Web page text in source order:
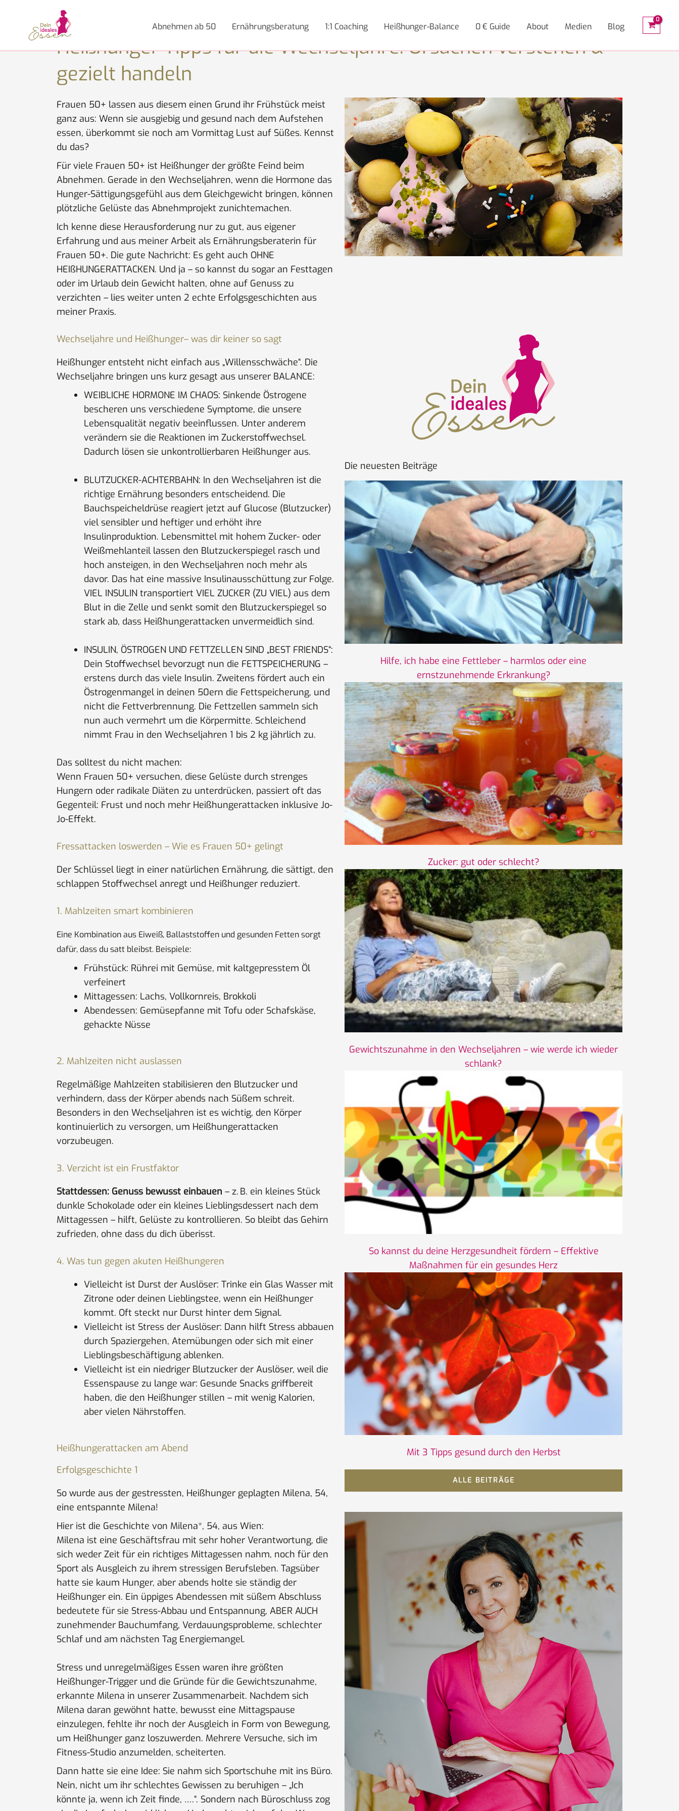
springen
Abnehmen ab 50 Ernährungsberatung 1:1 Coaching Heißhunger-Balance 0 € Guide About Medien Blog
Heißhunger Tipps für die Wechseljahre: Ursachen verstehen & gezielt handeln
Heißhunger Tipps für die Wechseljahre: Ursachen verstehen &
gezielt handeln
Frauen 50+ lassen aus diesem einen Grund ihr Frühstück meist
ganz aus: Wenn sie ausgiebig und gesund nach dem Aufstehen
essen, überkommt sie noch am Vormittag Lust auf Süßes. Kennst
du das?
Für viele Frauen 50+ ist Heißhunger der größte Feind beim
Abnehmen. Gerade in den Wechseljahren, wenn die Hormone das
Hunger-Sättigungsgefühl aus dem Gleichgewicht bringen, können
plötzliche Gelüste das Abnehmprojekt zunichtemachen.
Ich kenne diese Herausforderung nur zu gut, aus eigener
Erfahrung und aus meiner Arbeit als Ernährungsberaterin für
Frauen 50+. Die gute Nachricht: Es geht auch OHNE
HEIßHUNGERATTACKEN. Und ja – so kannst du sogar an Festtagen
oder im Urlaub dein Gewicht halten, ohne auf Genuss zu
verzichten – lies weiter unten 2 echte Erfolgsgeschichten aus
meiner Praxis.
Wechseljahre und Heißhunger– was dir keiner so sagt
Heißhunger entsteht nicht einfach aus „Willensschwäche“. Die
Wechseljahre bringen uns kurz gesagt aus unserer BALANCE:
WEIBLICHE HORMONE IM CHAOS: Sinkende Östrogene
bescheren uns verschiedene Symptome, die unsere
Lebensqualität negativ beeinflussen. Unter anderem
verändern sie die Reaktionen im Zuckerstoffwechsel.
Dadurch lösen sie unkontrollierbaren Heißhunger aus.
BLUTZUCKER-ACHTERBAHN: In den Wechseljahren ist die
richtige Ernährung besonders entscheidend. Die
Bauchspeicheldrüse reagiert jetzt auf Glucose (Blutzucker)
viel sensibler und heftiger und erhöht ihre
Insulinproduktion. Lebensmittel mit hohem Zucker- oder
Weißmehlanteil lassen den Blutzuckerspiegel rasch und
hoch ansteigen, in den Wechseljahren noch mehr als
davor. Das hat eine massive Insulinausschüttung zur Folge.
VIEL INSULIN transportiert VIEL ZUCKER (ZU VIEL) aus dem
Blut in die Zelle und senkt somit den Blutzuckerspiegel so
stark ab, dass Heißhungerattacken unvermeidlich sind.
INSULIN, ÖSTROGEN UND FETTZELLEN SIND „BEST FRIENDS“:
Dein Stoffwechsel bevorzugt nun die FETTSPEICHERUNG –
erstens durch das viele Insulin. Zweitens fördert auch ein
Östrogenmangel in deinen 50ern die Fettspeicherung, und
nicht die Fettverbrennung. Die Fettzellen sammeln sich
nun auch vermehrt um die Körpermitte. Schleichend
nimmt Frau in den Wechseljahren 1 bis 2 kg jährlich zu.
Das solltest du nicht machen:
Wenn Frauen 50+ versuchen, diese Gelüste durch strenges
Hungern oder radikale Diäten zu unterdrücken, passiert oft das
Gegenteil: Frust und noch mehr Heißhungerattacken inklusive Jo-
Jo-Effekt.
Fressattacken loswerden – Wie es Frauen 50+ gelingt
Der Schlüssel liegt in einer natürlichen Ernährung, die sättigt, den
schlappen Stoffwechsel anregt und Heißhunger reduziert.
1. Mahlzeiten smart kombinieren
Eine Kombination aus Eiweiß, Ballaststoffen und gesunden Fetten sorgt
dafür, dass du satt bleibst. Beispiele:
Frühstück: Rührei mit Gemüse, mit kaltgepresstem Öl
verfeinert
Mittagessen: Lachs, Vollkornreis, Brokkoli
Abendessen: Gemüsepfanne mit Tofu oder Schafskäse,
gehackte Nüsse
2. Mahlzeiten nicht auslassen
Regelmäßige Mahlzeiten stabilisieren den Blutzucker und
verhindern, dass der Körper abends nach Süßem schreit.
Besonders in den Wechseljahren ist es wichtig, den Körper
kontinuierlich zu versorgen, um Heißhungerattacken
vorzubeugen.
3. Verzicht ist ein Frustfaktor
Stattdessen: Genuss bewusst einbauen – z. B. ein kleines Stück
dunkle Schokolade oder ein kleines Lieblingsdessert nach dem
Mittagessen – hilft, Gelüste zu kontrollieren. So bleibt das Gehirn
zufrieden, ohne dass du dich überisst.
4. Was tun gegen akuten Heißhungeren
Vielleicht ist Durst der Auslöser: Trinke ein Glas Wasser mit
Zitrone oder deinen Lieblingstee, wenn ein Heißhunger
kommt. Oft steckt nur Durst hinter dem Signal.
Vielleicht ist Stress der Auslöser: Dann hilft Stress abbauen
durch Spaziergehen, Atemübungen oder sich mit einer
Lieblingsbeschäftigung ablenken.
Vielleicht ist ein niedriger Blutzucker der Auslöser, weil die
Essenspause zu lange war: Gesunde Snacks griffbereit
haben, die den Heißhunger stillen – mit wenig Kalorien,
aber vielen Nährstoffen.
Heißhungerattacken am Abend
Erfolgsgeschichte 1
So wurde aus der gestressten, Heißhunger geplagten Milena, 54,
eine entspannte Milena!
Hier ist die Geschichte von Milena*, 54, aus Wien:
Milena ist eine Geschäftsfrau mit sehr hoher Verantwortung, die
sich weder Zeit für ein richtiges Mittagessen nahm, noch für den
Sport als Ausgleich zu ihrem stressigen Berufsleben. Tagsüber
hatte sie kaum Hunger, aber abends holte sie ständig der
Heißhunger ein. Ein üppiges Abendessen mit süßem Abschluss
bedeutete für sie Stress-Abbau und Entspannung, ABER AUCH
zunehmender Bauchumfang, Verdauungsprobleme, schlechter
Schlaf und am nächsten Tag Energiemangel.
Stress und unregelmäßiges Essen waren ihre größten
Heißhunger-Trigger und die Gründe für die Gewichtszunahme,
erkannte Milena in unserer Zusammenarbeit. Nachdem sich
Milena daran gewöhnt hatte, bewusst eine Mittagspause
einzulegen, fehlte ihr noch der Ausgleich in Form von Bewegung,
um Heißhunger ganz loszuwerden. Mehrere Versuche, sich im
Fitness-Studio anzumelden, scheiterten.
Dann hatte sie eine Idee: Sie nahm sich Sportschuhe mit ins Büro.
Nein, nicht um ihr schlechtes Gewissen zu beruhigen – „Ich
könnte ja, wenn ich Zeit finde, ….“. Sondern nach Büroschluss zog
Die neuesten Beiträge
Hilfe, ich habe eine Fettleber – harmlos oder eine
ernstzunehmende Erkrankung?
Zucker: gut oder schlecht?
Gewichtszunahme in den Wechseljahren – wie werde ich wieder
schlank?
So kannst du deine Herzgesundheit fördern – Effektive
Maßnahmen für ein gesundes Herz
Mit 3 Tipps gesund durch den Herbst
ALLE BEITRÄGE